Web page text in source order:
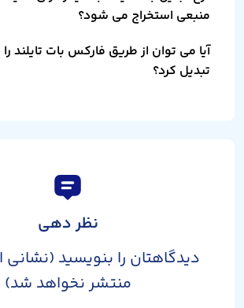
منبعی استخراج می شود؟
آیا می توان از طریق فارکس بات تایلند را
تبدیل کرد؟
نظر دهی
دیدگاهتان را بنویسید (نشانی
منتشر نخواهد شد)